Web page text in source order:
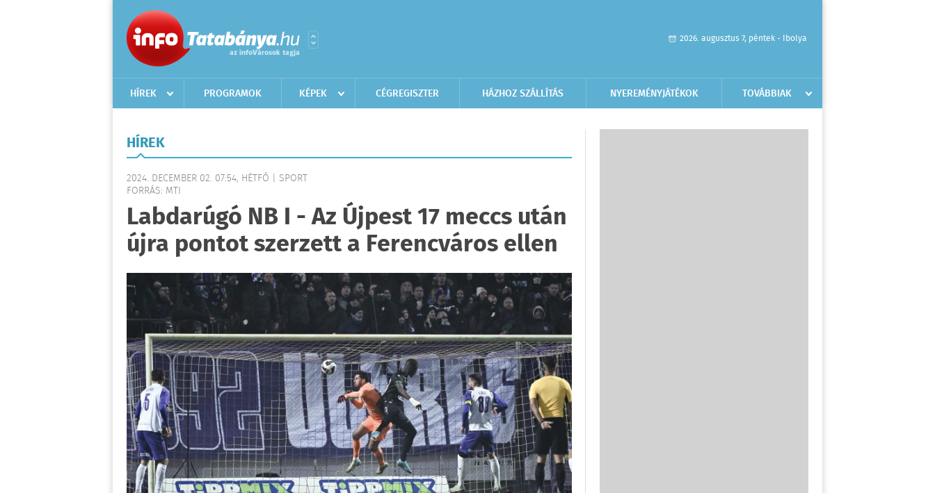
2026. augusztus 7, péntek - Ibolya
HÍREK PROGRAMOK KÉPEK CÉGREGISZTER HÁZHOZ SZÁLLÍTÁS NYEREMÉNYJÁTÉKOK TOVÁBBIAK
HÍREK
2024. DECEMBER 02. 07:54, HÉTFŐ | SPORT
FORRÁS: MTI
Labdarúgó NB I - Az Újpest 17 meccs után
újra pontot szerzett a Ferencváros ellen